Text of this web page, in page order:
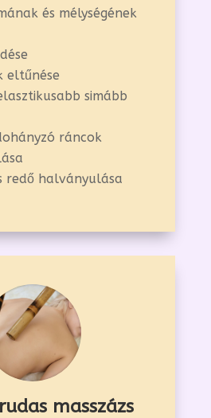
és mélységének
eltűnése
simább
ráncok
redő halványulása
masszázs